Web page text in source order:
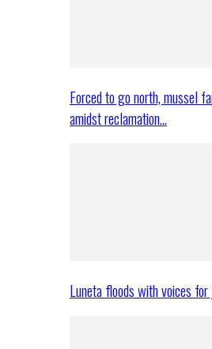
Forced to go north, mussel
amidst reclamation…
Luneta floods with voices